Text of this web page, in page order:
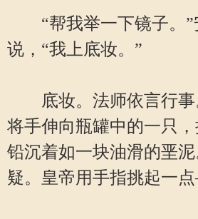
“帮我举一下镜子。”
说，“我上底妆。”
底妆。法师依言行事
将手伸向瓶罐中的一只
铅沉着如一块油滑的垩
疑。皇帝用手指挑起一